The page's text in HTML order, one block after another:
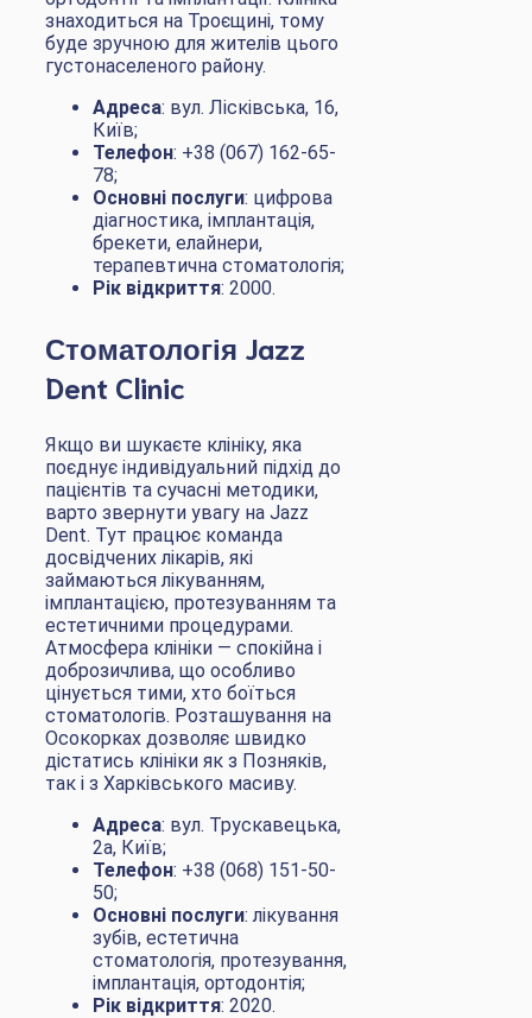
знаходиться на Троєщині, тому
буде зручною для жителів цього
густонаселеного району.
Адреса: вул. Лісківська, 16,
Київ;
Телефон: +38 (067) 162-65-
78;
Основні послуги: цифрова
діагностика, імплантація,
брекети, елайнери,
терапевтична стоматологія;
Рік відкриття: 2000.
Стоматологія Jazz
Dent Clinic
Якщо ви шукаєте клініку, яка
поєднує індивідуальний підхід до
пацієнтів та сучасні методики,
варто звернути увагу на Jazz
Dent. Тут працює команда
досвідчених лікарів, які
займаються лікуванням,
імплантацією, протезуванням та
естетичними процедурами.
Атмосфера клініки — спокійна і
доброзичлива, що особливо
цінується тими, хто боїться
стоматологів. Розташування на
Осокорках дозволяє швидко
дістатись клініки як з Позняків,
так і з Харківського масиву.
Адреса: вул. Трускавецька,
2а, Київ;
Телефон: +38 (068) 151-50-
50;
Основні послуги: лікування
зубів, естетична
стоматологія, протезування,
імплантація, ортодонтія;
Рік відкриття: 2020.